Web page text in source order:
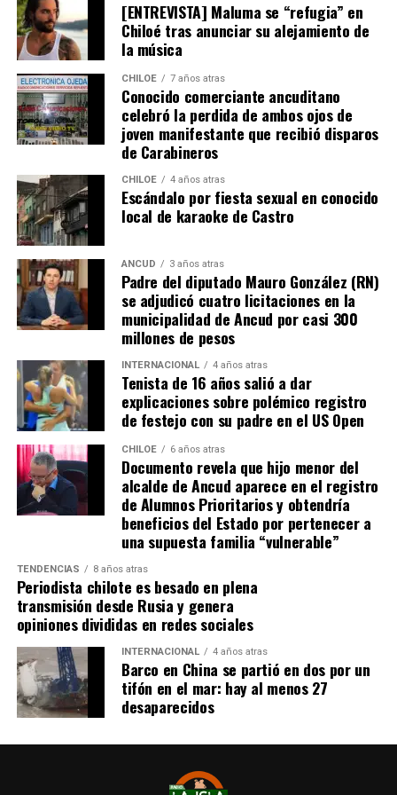
jurídicos, solo le faltaba la inscripción en el Conservador
de Bienes Raíces, pero su tramitación fue rechazada.
El Consejero Francisco Cárcamo insistió que el nuevo
dictamen de Contraloría es una buena noticia para
muchas familias que desde hace un tiempo venían
tramitando la regularización de sus sitios, aunque ahora
también tendrán que responder con algunos requisitos
como por ejemplo tener un periodo de ocupación de la
propiedad por más de 5 años.
“Efectivamente al interpretar el dictamen de
Contraloría, si bien es cierto, permite nuevamente
sanear sitios, sobre la propiedad particular en el
sector rural específicamente, viene con algunas
precisiones y van a ser más rigurosos en la
ocupación material, es decir, la persona que quiera
sanear tiene que tener un inmueble construido
sobre el sitio, tiene que estar cerrado, tiene que
estar conectado idealmente a los servicios básicos,
idealmente a agua potable, luz eléctrica y tener
dominio de ocupación material por más de 5 años,
como lo dice la Ley”,recalcó el consejero de la
provincia de Chiloé.
Cabe recordar que el consejero Francisco Cárcamo había
planteado esta inquietud el pasado 20 de marzo en el
Consejo Regional, logrando el acuerdo de todos los
consejeros para oficiar al Ministerio del ramo e invitar a
la Seremi de Bienes Nacionales para informar de la
El personero indicó que la aplicación del dictamen de
Contraloría había generado una tremenda
contradicción entre ministerios, dado que por un lado el
Ministerio de Bienes Nacionales no entregaba títulos de
llamaba a postular a subsidios habitaciones rurales,
[ENTREVISTA] Maluma se “refugia” en
Chiloé tras anunciar su alejamiento de
la música
CHILOE 7 años atras
Conocido comerciante ancuditano
celebró la perdida de ambos ojos de
joven manifestante que recibió disparos
de Carabineros
CHILOE 4 años atras
Escándalo por fiesta sexual en conocido
local de karaoke de Castro
ANCUD 3 años atras
Padre del diputado Mauro González (RN)
se adjudicó cuatro licitaciones en la
municipalidad de Ancud por casi 300
millones de pesos
INTERNACIONAL 4 años atras
Tenista de 16 años salió a dar
explicaciones sobre polémico registro
de festejo con su padre en el US Open
CHILOE 6 años atras
Documento revela que hijo menor del
alcalde de Ancud aparece en el registro
de Alumnos Prioritarios y obtendría
beneficios del Estado por pertenecer a
una supuesta familia “vulnerable”
TENDENCIAS 8 años atras
Periodista chilote es besado en plena
transmisión desde Rusia y genera
opiniones divididas en redes sociales
INTERNACIONAL 4 años atras
Barco en China se partió en dos por un
tifón en el mar: hay al menos 27
desaparecidos